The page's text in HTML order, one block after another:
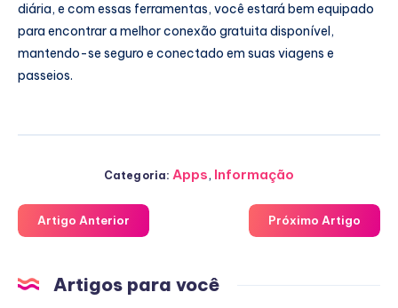
diária, e com essas ferramentas, você estará bem equipado
para encontrar a melhor conexão gratuita disponível,
mantendo-se seguro e conectado em suas viagens e
passeios.
Categoria: Apps, Informação
Artigo Anterior Próximo Artigo
Artigos para você